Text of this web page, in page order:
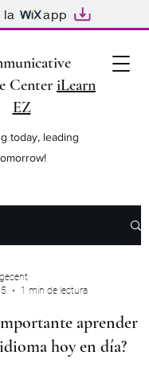
la app
Center iLearn
EZ
today, leading
1 min de lectura
aprender
hoy en día?